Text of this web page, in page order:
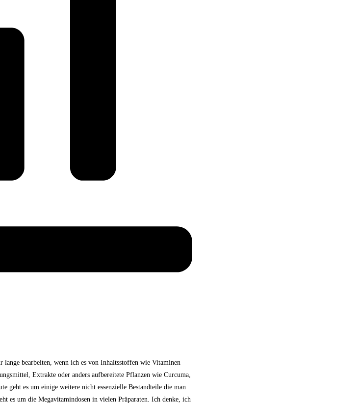
lange bearbeiten, wenn ich es von Inhaltsstoffen wie Vitaminen
Extrakte oder anders aufbereitete Pflanzen wie Curcuma,
geht es um einige weitere nicht essenzielle Bestandteile die man
es um die Megavitamindosen in vielen Präparaten. Ich denke, ich